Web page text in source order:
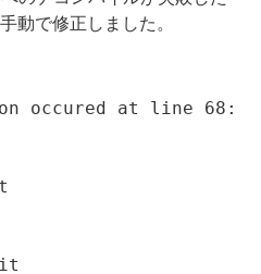
動で修正しました。
occured at line 68: